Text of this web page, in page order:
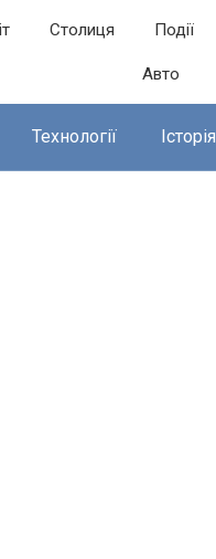
Столиця Події
Авто
Технології Історія